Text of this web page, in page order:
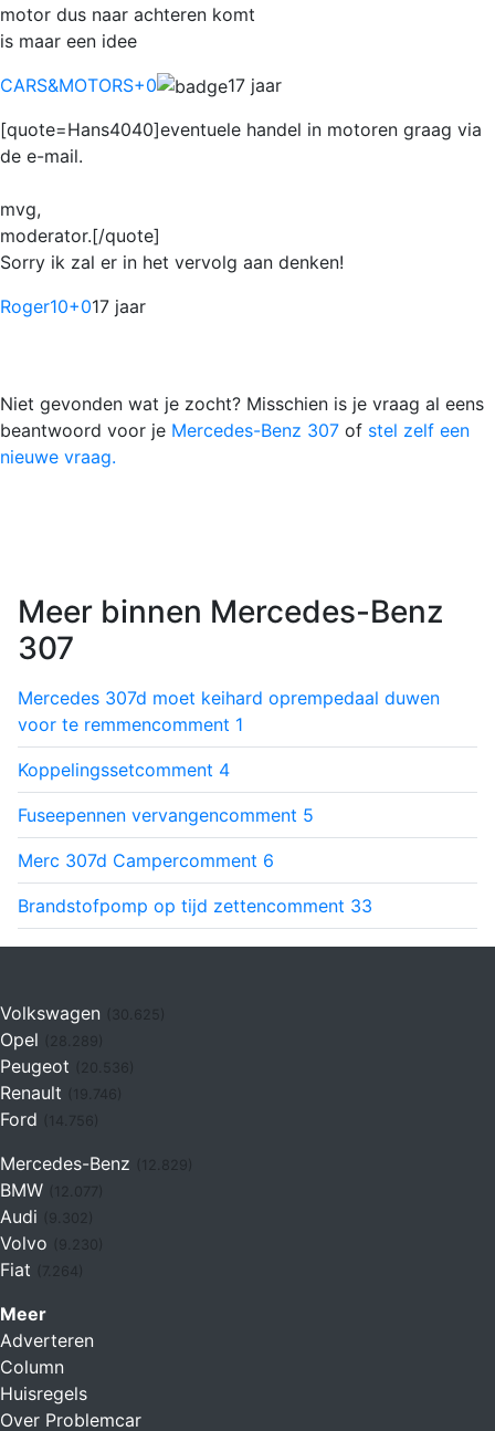
motor dus naar achteren komt
is maar een idee
CARS&MOTORS+0
17 jaar
[quote=Hans4040]eventuele handel in motoren graag via
de e-mail.
mvg,
moderator.[/quote]
Sorry ik zal er in het vervolg aan denken!
Roger10+017 jaar
Niet gevonden wat je zocht? Misschien is je vraag al eens
beantwoord voor je Mercedes-Benz 307 of stel zelf een
nieuwe vraag.
Meer binnen Mercedes-Benz
307
Mercedes 307d moet keihard oprempedaal duwen
voor te remmencomment 1
Koppelingssetcomment 4
Fuseepennen vervangencomment 5
Merc 307d Campercomment 6
Brandstofpomp op tijd zettencomment 33
Volkswagen (30.625)
Opel
Peugeot (20.536)
Renault (19.746)
Ford (14.756)
Mercedes-Benz
BMW
Audi
Volvo
Fiat (7.264)
Meer
Adverteren
Column
Huisregels
Over Problemcar